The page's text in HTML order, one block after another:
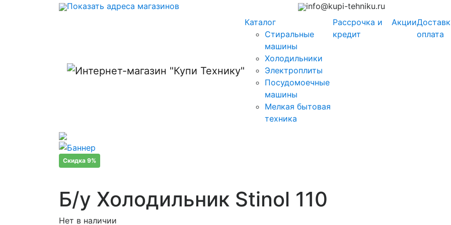
Показать адреса магазинов
info@kupi-tehniku.ru
Каталог
Стиральные
машины
Холодильники
Электроплиты
Посудомоечные
машины
Мелкая бытовая
техника
Рассрочка и
кредит
Акции
оплата
Скидка 9%
Б/у Холодильник Stinol 110
Нет в наличии